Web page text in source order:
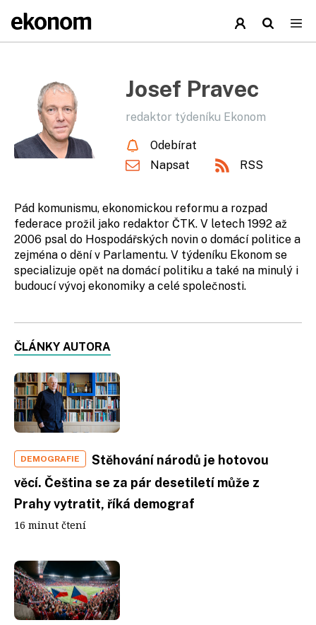
Josef Pravec
redaktor týdeníku Ekonom
Odebírat
Napsat
RSS
Pád komunismu, ekonomickou reformu a rozpad
federace prožil jako redaktor ČTK. V letech 1992 až
2006 psal do Hospodářských novin o domácí politice a
zejména o dění v Parlamentu. V týdeníku Ekonom se
specializuje opět na domácí politiku a také na minulý i
budoucí vývoj ekonomiky a celé společnosti.
ČLÁNKY AUTORA
DEMOGRAFIE
Stěhování národů je hotovou
věcí. Čeština se za pár desetiletí může z
Prahy vytratit, říká demograf
16 minut čtení